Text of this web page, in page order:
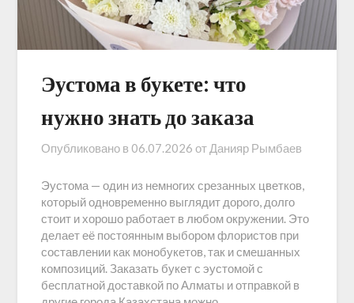
Эустома в букете: что
нужно знать до заказа
Опубликовано в 06.07.2026 от Данияр Рымбаев
Эустома — один из немногих срезанных цветков,
который одновременно выглядит дорого, долго
стоит и хорошо работает в любом окружении. Это
делает её постоянным выбором флористов при
составлении как монобукетов, так и смешанных
композиций. Заказать букет с эустомой с
бесплатной доставкой по Алматы и отправкой в